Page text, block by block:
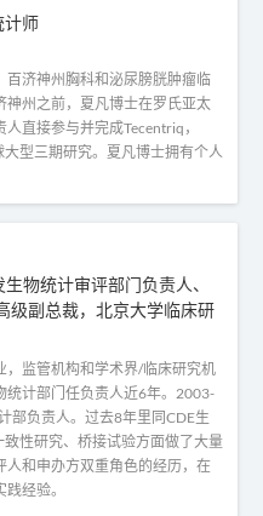
计师
百济神州胸科和泌尿膀胱肿瘤临
神州之前，夏凡博士在罗氏亚太
直接参与并完成Tecentriq，
型三期研究。夏凡博士拥有个人
物统计审评部门负责人、
级副总裁，北京大学临床研
监管机构和学术界/临床研究机
统计部门任负责人近6年。2003-
部负责人。过去8年里同CDE生
性研究、桥接试验方面做了大量
人和申办方双重角色的经历，在
经验。